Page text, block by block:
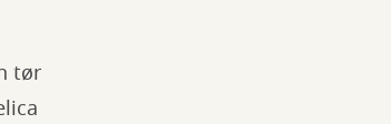
tør